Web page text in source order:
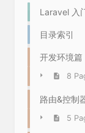
Laravel 入
目录索引
开发环境篇
8
路由&控制
5